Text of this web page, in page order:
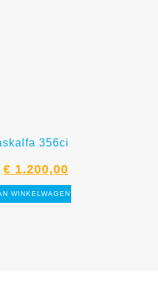
356ci
€ 1.200,00
WINKELWAGEN